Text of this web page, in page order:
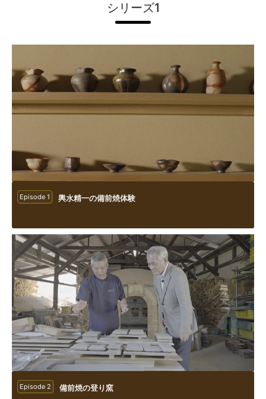
シリーズ1
Episode 1 輿水精一の備前焼体験
Episode 2 備前焼の登り窯